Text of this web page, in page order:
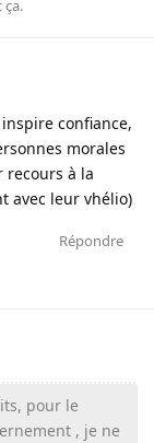
ça.
confiance,
morales
recours à la
avec leur vhélio)
Répondre
pour le
, je ne